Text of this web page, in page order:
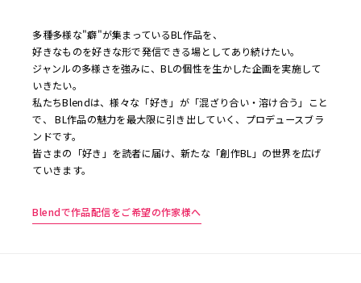
多種多様な"癖"が集まっているBL作品を、
好きなものを好きな形で発信できる場としてあり続けたい。
ジャンルの多様さを強みに、BLの個性を生かした企画を実施して
いきたい。
私たちBlendは、様々な「好き」が「混ざり合い・溶け合う」こと
で、 BL作品の魅力を最大限に引き出していく、プロデュースブラ
ンドです。
皆さまの「好き」を読者に届け、新たな「創作BL」の世界を広げ
ていきます。
Blendで作品配信をご希望の作家様へ